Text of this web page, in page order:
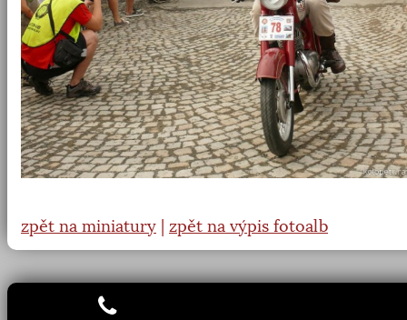
zpět na miniatury zpět na výpis fotoalb